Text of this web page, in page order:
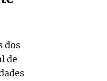
dos
de